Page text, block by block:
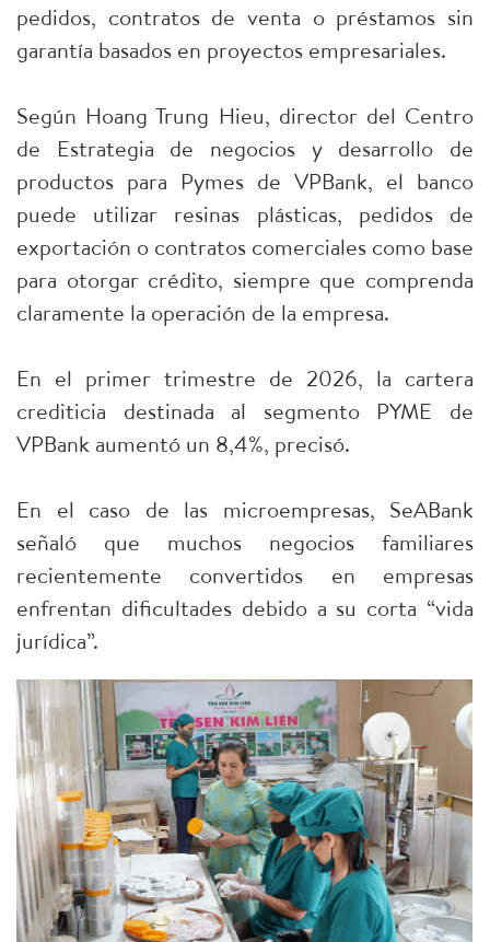
pedidos, contratos de venta o préstamos sin
garantía basados en proyectos empresariales.
Según Hoang Trung Hieu, director del Centro
de Estrategia de negocios y desarrollo de
productos para Pymes de VPBank, el banco
puede utilizar resinas plásticas, pedidos de
exportación o contratos comerciales como base
para otorgar crédito, siempre que comprenda
claramente la operación de la empresa.
En el primer trimestre de 2026, la cartera
crediticia destinada al segmento PYME de
VPBank aumentó un 8,4%, precisó.
En el caso de las microempresas, SeABank
señaló que muchos negocios familiares
recientemente convertidos en empresas
enfrentan dificultades debido a su corta “vida
jurídica”.